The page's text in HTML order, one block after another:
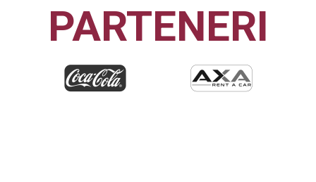
PARTENERI